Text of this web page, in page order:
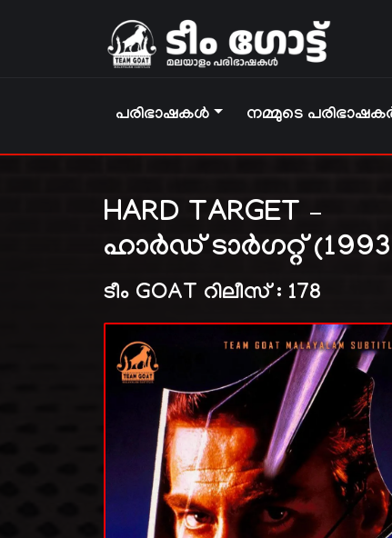
പരിഭാഷകൾ നമ്മുടെ
HARD TARGET –
ഹാർഡ് ടാർഗറ്റ്
ടീം GOAT റിലീസ് : 178